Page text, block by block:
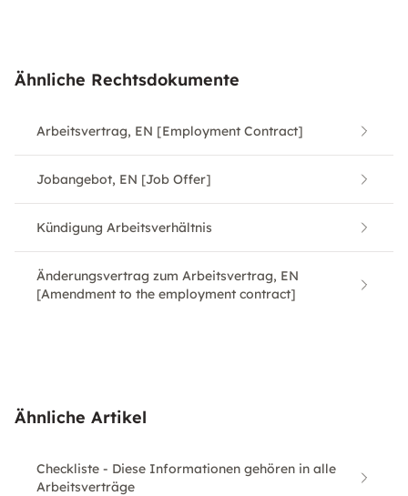
Ähnliche Rechtsdokumente
Arbeitsvertrag, EN [Employment Contract]
Jobangebot, EN [Job Offer]
Kündigung Arbeitsverhältnis
Änderungsvertrag zum Arbeitsvertrag, EN
[Amendment to the employment contract]
Ähnliche Artikel
Checkliste - Diese Informationen gehören in alle
Arbeitsverträge